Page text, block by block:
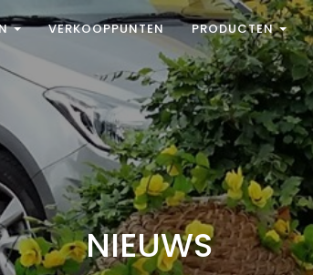
VERKOOPPUNTEN PRODUCTEN
NIEUWS